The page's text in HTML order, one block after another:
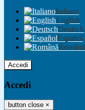
Italiano
English
Deutsch
Español
Română
Accedi
Accedi
button close ×